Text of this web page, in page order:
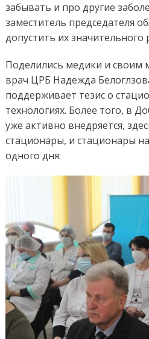
забывать и про другие
заместитель председателя
допустить их значительного
Поделились медики и своим
врач ЦРБ Надежда
поддерживает тезис о
технологиях. Более того, в
уже активно внедряется,
стационары, и стационары
одного дня: